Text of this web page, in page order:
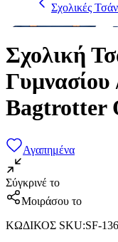
Σχολικές
Σχολική
Γυμνασίου
Bagtrotter
Αγαπημένα
Σύγκρινέ το
Μοιράσου το
ΚΩΔΙΚΟΣ SKU:SF-